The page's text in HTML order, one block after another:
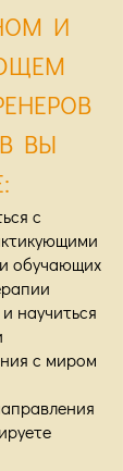
И
ВЫ
с
обучающих
научиться
с миром